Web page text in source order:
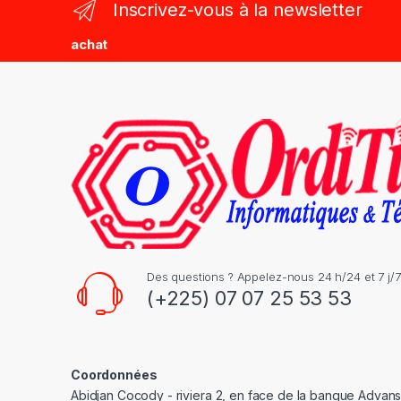
s
Inscrivez-vous à la newsletter
achat
Des questions ? Appelez-nous 24 h/24 et 7 j/7
(+225) 07 07 25 53 53
Coordonnées
Abidjan Cocody - riviera 2, en face de la banque Advans